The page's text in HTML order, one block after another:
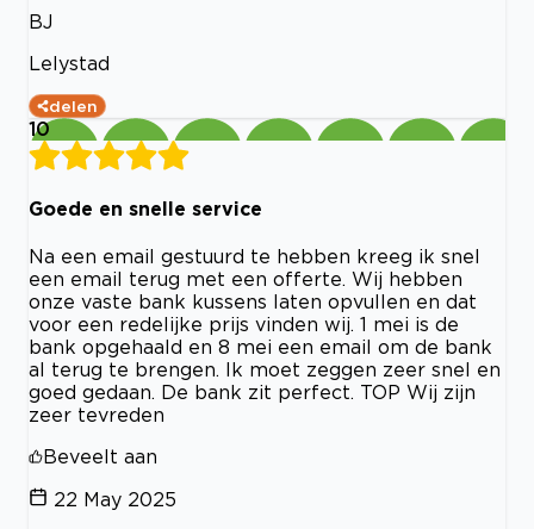
BJ
Lelystad
delen
10
Goede en snelle service
Na een email gestuurd te hebben kreeg ik snel
een email terug met een offerte. Wij hebben
onze vaste bank kussens laten opvullen en dat
voor een redelijke prijs vinden wij. 1 mei is de
bank opgehaald en 8 mei een email om de bank
al terug te brengen. Ik moet zeggen zeer snel en
goed gedaan. De bank zit perfect. TOP Wij zijn
zeer tevreden
Beveelt aan
22 May 2025